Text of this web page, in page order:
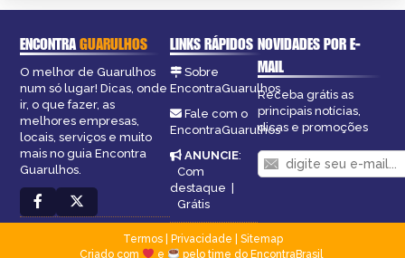
ENCONTRAGUARULHOS
O melhor de Guarulhos
num só lugar! Dicas, onde
ir, o que fazer, as
melhores empresas,
locais, serviços e muito
mais no guia Encontra
Guarulhos.
LINKS RÁPIDOS
Sobre
EncontraGuarulhos
Fale com o
EncontraGuarulhos
ANUNCIE:
Com
destaque |
Grátis
NOVIDADES POR E-
MAIL
Receba grátis as
principais notícias,
dicas e promoções
Termos| Privacidade
Sitemap
Criado com
e pelo time do EncontraBrasil